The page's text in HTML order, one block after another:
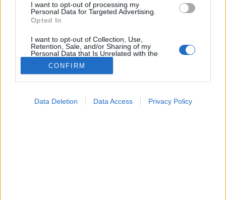
I want to opt-out of processing my
Personal Data for Targeted Advertising.
Opted In
I want to opt-out of Collection, Use,
Retention, Sale, and/or Sharing of my
Personal Data that Is Unrelated with the
Purposes for which it was collected.
Opted Out
CONFIRM
Data Deletion Data Access Privacy Policy
2025. július 10. 18:24
Küldés Küldés Messengeren